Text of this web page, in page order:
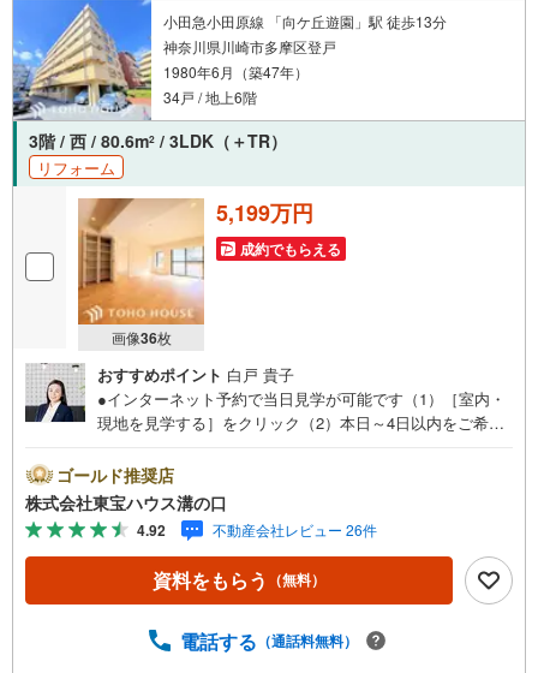
小田急小田原線 「向ケ丘遊園」駅 徒歩13分
神奈川県川崎市多摩区登戸
1980年6月（築47年）
34戸 / 地上6階
3階 / 西 / 80.6m2 / 3LDK（＋TR）
リフォーム
画像36枚
5,199万円
成約でもらえる
おすすめポイント 白戸 貴子
●インターネット予約で当日見学が可能です（1）［室内・
現地を見学する］をクリック（2）本日～4日以内をご希望
い！●10:00～21:00はお電話でのお問い合わせがスムーズで
す。【Yahoo！ 不動産キャンペーン対象店舗】当店で物件
を成約するとPayPayポイントがもらえる「Yahoo！不動産
物件ご成約キャンペーン」の対象になります。「資料をも
らう」「見学予約をする」ボタンからお問い合わせくださ
い。※必ずYahoo！ JAPAN IDでログインしてください。※P
客様からのお言葉に感謝してこれからも楽しく素敵なお家
ゴールド推奨店
株式会社東宝ハウス溝の口
4.92 不動産会社レビュー 26件
資料をもらう （無料）
電話する （通話料無料）